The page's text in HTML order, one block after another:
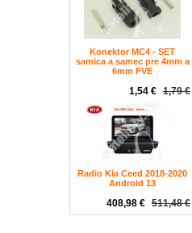
Konektor MC4 - SET
samica a samec pre 4mm a
6mm FVE
1,54 € 1,79 €
Radio Kia Ceed 2018-2020
Android 13
408,98 € 511,48 €